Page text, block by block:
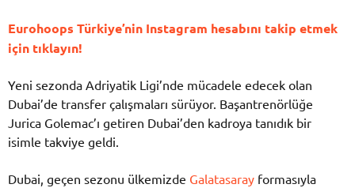
Eurohoops Türkiye’nin Instagram hesabını takip etmek
için tıklayın!
Yeni sezonda Adriyatik Ligi’nde mücadele edecek olan
Dubai’de transfer çalışmaları sürüyor. Başantrenörlüğe
Jurica Golemac’ı getiren Dubai’den kadroya tanıdık bir
isimle takviye geldi.
Dubai, geçen sezonu ülkemizde Galatasaray formasıyla